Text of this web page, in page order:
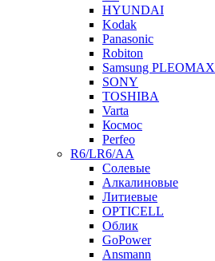
HYUNDAI
Kodak
Panasonic
Robiton
Samsung PLEOMAX
SONY
TOSHIBA
Varta
Космос
Perfeo
R6/LR6/AA
Солевые
Алкалиновые
Литиевые
OPTICELL
Облик
GoPower
Ansmann